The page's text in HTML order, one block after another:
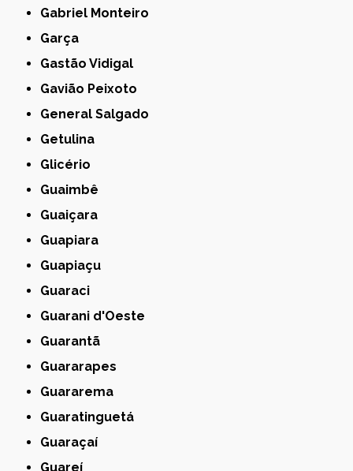
Gabriel Monteiro
Garça
Gastão Vidigal
Gavião Peixoto
General Salgado
Getulina
Glicério
Guaimbê
Guaiçara
Guapiara
Guapiaçu
Guaraci
Guarani d'Oeste
Guarantã
Guararapes
Guararema
Guaratinguetá
Guaraçaí
Guareí